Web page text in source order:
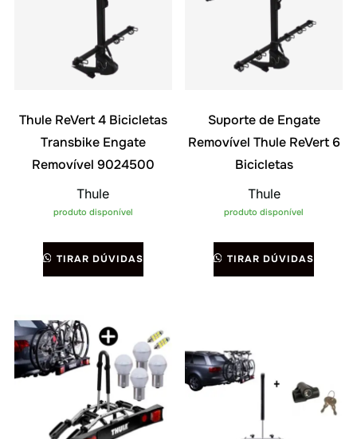
Thule ReVert 4 Bicicletas
Transbike Engate
Removível 9024500
Thule
produto disponível
TIRAR DÚVIDAS
Suporte de Engate
Removível Thule ReVert 6
Bicicletas
Thule
produto disponível
TIRAR DÚVIDAS